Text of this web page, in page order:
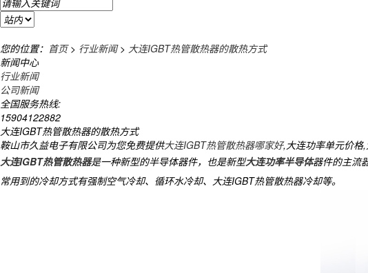
您的位置： 首页> 行业新闻> 大连IGBT热管散热器的散热方式
新闻中心
行业新闻
公司新闻
全国服务热线:
15904122882
大连IGBT热管散热器的散热方式
鞍山市久益电子有限公司为您免费提供大连IGBT热管散热器哪家好,大连功率单元价格
大连IGBT热管散热器是一种新型的半导体器件，也是新型大连功率半导体器件的主流
常用到的冷却方式有强制空气冷却、循环水冷却、大连IGBT热管散热器冷却等。